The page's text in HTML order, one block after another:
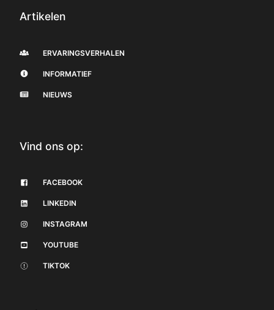
Artikelen
ERVARINGSVERHALEN
INFORMATIEF
NIEUWS
Vind ons op:
FACEBOOK
LINKEDIN
INSTAGRAM
YOUTUBE
TIKTOK